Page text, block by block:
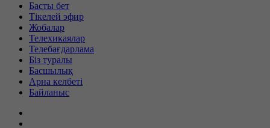
Басты бет
Тікелей эфир
Жобалар
Телехикаялар
Телебағдарлама
Біз туралы
Басшылық
Арна келбеті
Байланыс